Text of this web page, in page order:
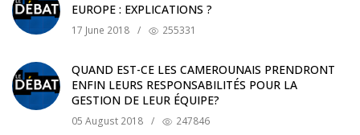
EUROPE : EXPLICATIONS ?
17 June 2018 / 255331
QUAND EST-CE LES CAMEROUNAIS PRENDRONT
ENFIN LEURS RESPONSABILITÉS POUR LA
GESTION DE LEUR ÉQUIPE?
05 August 2018 / 247846